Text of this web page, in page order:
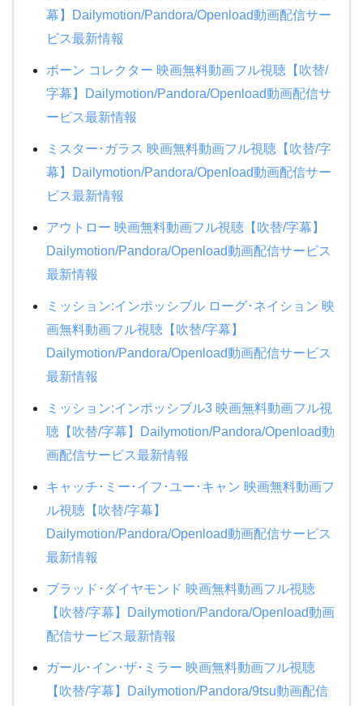
幕】Dailymotion/Pandora/Openload動画配信サー
ビス最新情報
ボーン コレクター 映画無料動画フル視聴【吹替/
字幕】Dailymotion/Pandora/Openload動画配信サ
ービス最新情報
ミスター･ガラス 映画無料動画フル視聴【吹替/字
幕】Dailymotion/Pandora/Openload動画配信サー
ビス最新情報
アウトロー 映画無料動画フル視聴【吹替/字幕】
Dailymotion/Pandora/Openload動画配信サービス
最新情報
ミッション:インポッシブル ローグ･ネイション 映
画無料動画フル視聴【吹替/字幕】
Dailymotion/Pandora/Openload動画配信サービス
最新情報
ミッション:インポッシブル3 映画無料動画フル視
聴【吹替/字幕】Dailymotion/Pandora/Openload動
画配信サービス最新情報
キャッチ･ミー･イフ･ユー･キャン 映画無料動画フ
ル視聴【吹替/字幕】
Dailymotion/Pandora/Openload動画配信サービス
最新情報
ブラッド･ダイヤモンド 映画無料動画フル視聴
【吹替/字幕】Dailymotion/Pandora/Openload動画
配信サービス最新情報
ガール･イン･ザ･ミラー 映画無料動画フル視聴
【吹替/字幕】Dailymotion/Pandora/9tsu動画配信